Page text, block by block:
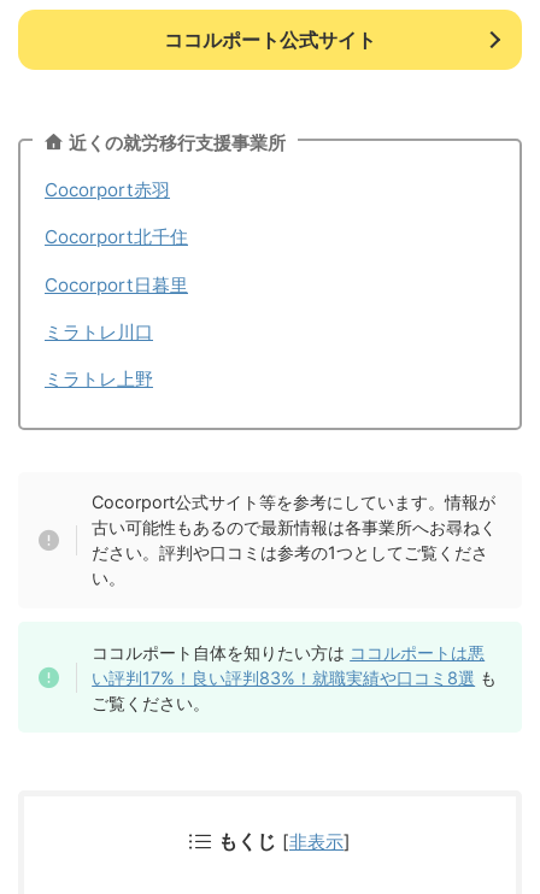
ココルポート公式サイト
近くの就労移行支援事業所
Cocorport赤羽
Cocorport北千住
Cocorport日暮里
ミラトレ川口
ミラトレ上野
Cocorport公式サイト等を参考にしています。情報が
古い可能性もあるので最新情報は各事業所へお尋ねく
ださい。評判や口コミは参考の1つとしてご覧くださ
い。
ココルポート自体を知りたい方は ココルポートは悪
い評判17%！良い評判83%！就職実績や口コミ8選 も
ご覧ください。
もくじ [非表示]